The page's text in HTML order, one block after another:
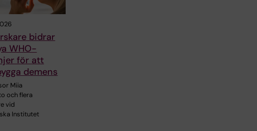
bidrar
WHO-
för att
demens
Miia
och flera
vid
Institutet